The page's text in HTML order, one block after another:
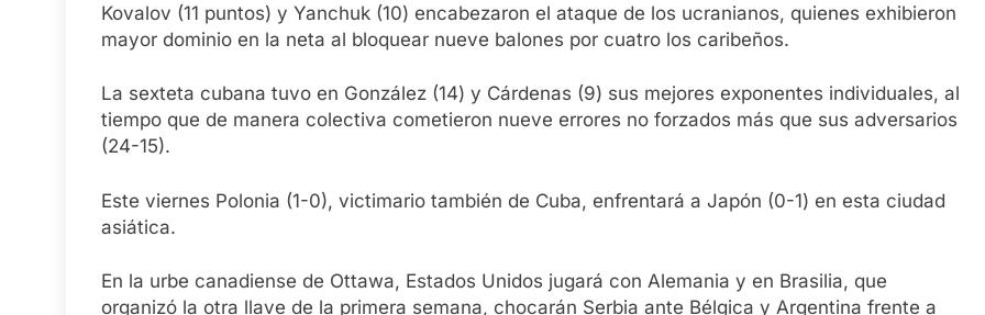
Kovalov (11 puntos) y Yanchuk (10) encabezaron el ataque de los ucranianos, quienes exhibieron
mayor dominio en la neta al bloquear nueve balones por cuatro los caribeños.
La sexteta cubana tuvo en González (14) y Cárdenas (9) sus mejores exponentes individuales, al
tiempo que de manera colectiva cometieron nueve errores no forzados más que sus adversarios
(24-15).
Este viernes Polonia (1-0), victimario también de Cuba, enfrentará a Japón (0-1) en esta ciudad
asiática.
En la urbe canadiense de Ottawa, Estados Unidos jugará con Alemania y en Brasilia, que
organizó la otra llave de la primera semana, chocarán Serbia ante Bélgica y Argentina frente a